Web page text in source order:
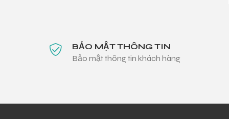
BẢO MẬT THÔNG TIN
Bảo mật thông tin khách hàng